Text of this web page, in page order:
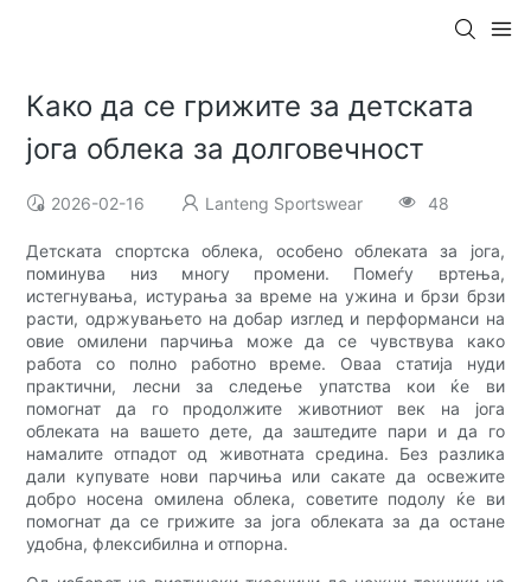
Како да се грижите за детската
јога облека за долговечност
2026-02-16 Lanteng Sportswear 48
Детската спортска облека, особено облеката за јога,
поминува низ многу промени. Помеѓу вртења,
истегнувања, истурања за време на ужина и брзи брзи
расти, одржувањето на добар изглед и перформанси на
овие омилени парчиња може да се чувствува како
работа со полно работно време. Оваа статија нуди
практични, лесни за следење упатства кои ќе ви
помогнат да го продолжите животниот век на јога
облеката на вашето дете, да заштедите пари и да го
намалите отпадот од животната средина. Без разлика
дали купувате нови парчиња или сакате да освежите
добро носена омилена облека, советите подолу ќе ви
помогнат да се грижите за јога облеката за да остане
удобна, флексибилна и отпорна.